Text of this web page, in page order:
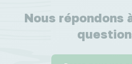
Nous répondons